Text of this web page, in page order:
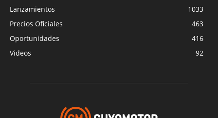
Lanzamientos
1033
Precios Oficiales
463
Oportunidades
416
Videos
92